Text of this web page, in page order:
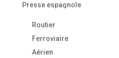
Presse espagnole
Routier
Ferroviaire
Aérien